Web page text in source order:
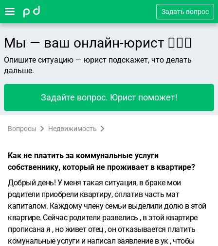
Задать вопрос
Мы — ваш онлайн-юрист 👨🏻‍⚖️
Опишите ситуацию — юрист подскажет, что делать
дальше.
Задайте вопрос. Юрист поможет!
Вопросы Недвижимость
Как не платить за коммунальные услуги
собственнику, который не проживает в квартире?
Добрый день! У меня такая ситуация, в браке мои
родители приобрели квартиру, оплатив часть мат
капиталом. Каждому члену семьи выделили долю в этой
квартире. Сейчас родители развелись , в этой квартире
прописана я , но живет отец , он отказывается платить
комунальные услуги и написал заявление в ук , чтобы